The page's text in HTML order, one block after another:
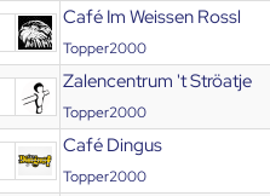
Café Im Weissen Rossl
Topper2000
Zalencentrum 't Ströatje
Topper2000
Café Dingus
Topper2000